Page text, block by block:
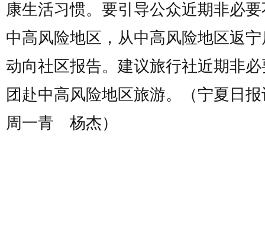
康生活习惯。要引导公众近期非必
中高风险地区，从中高风险地区返
动向社区报告。建议旅行社近期非
团赴中高风险地区旅游。（宁夏日
周一青 杨杰）